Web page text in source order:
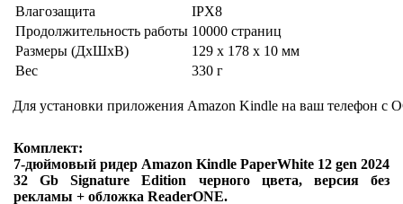
Влагозащита
IPX8
Продолжительность работы 10000 страниц
Размеры (ДхШхВ)
129 x 178 x 10 мм
Вес
330 г
Для установки приложения Amazon Kindle на ваш телефон с
Комплект:
7-дюймовый ридер Amazon Kindle PaperWhite 12 gen 2024
32 Gb Signature Edition черного цвета, версия без
рекламы + обложка ReaderONE.